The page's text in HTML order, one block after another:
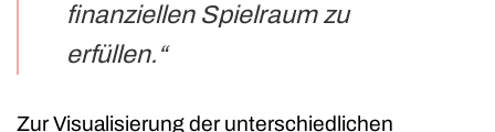
finanziellen Spielraum zu
erfüllen.“
Zur Visualisierung der unterschiedlichen